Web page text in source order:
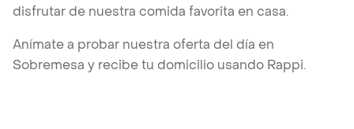
disfrutar de nuestra comida favorita en casa.
Anímate a probar nuestra oferta del día en
Sobremesa y recibe tu domicilio usando Rappi.